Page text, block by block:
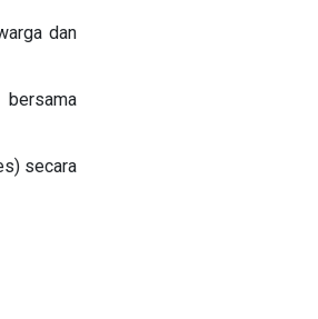
dan
bersama
secara